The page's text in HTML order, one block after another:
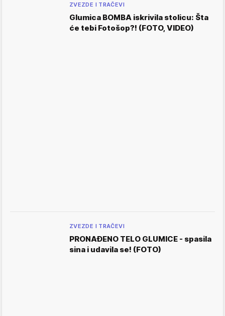
ZVEZDE I TRAČEVI
Glumica BOMBA iskrivila stolicu: Šta
će tebi Fotošop?! (FOTO, VIDEO)
ZVEZDE I TRAČEVI
PRONAĐENO TELO GLUMICE - spasila
sina i udavila se! (FOTO)